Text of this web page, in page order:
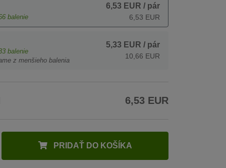
balenie
6,53 EUR / pár
6,53 EUR
balenie
z menšieho balenia
5,33 EUR / pár
10,66 EUR
6,53 EUR
PRIDAŤ DO KOŠÍKA